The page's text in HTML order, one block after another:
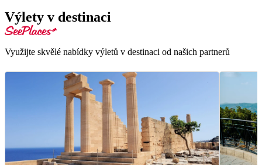
Výlety v destinaci
Využijte skvělé nabídky výletů v destinaci od našich partnerů